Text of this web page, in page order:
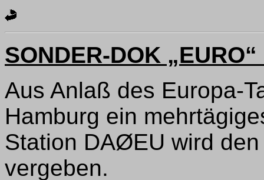
SONDER-DOK „EURO“
Aus Anlaß des Europa-
Hamburg ein
Station DAØEU wird den
vergeben.